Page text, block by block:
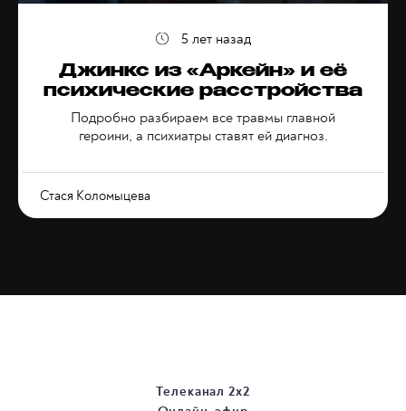
Джинкс из «Аркейн» и её
психические расстройства
Подробно разбираем все травмы главной
героини, а психиатры ставят ей диагноз.
Стася Коломыцева
5 лет назад
Телеканал 2х2